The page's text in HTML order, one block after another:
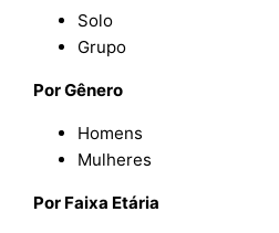
Solo
Grupo
Por Gênero
Homens
Mulheres
Por Faixa Etária